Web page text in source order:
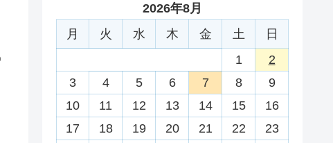
2026年8月
月
火 水 木 金 土
日
1
2
3
4 5 6 7 8
9
10
11 12 13 14 15
16
17
18 19 20 21 22
23